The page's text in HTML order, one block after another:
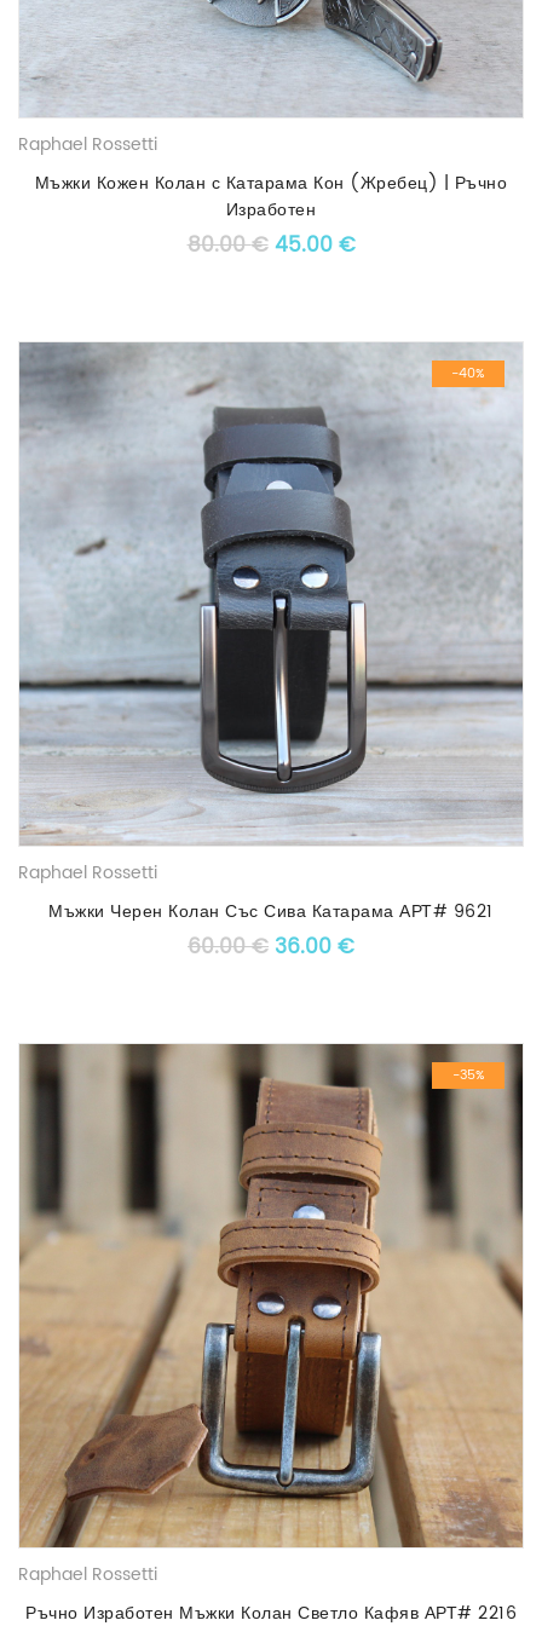
Raphael Rossetti
Мъжки Кожен Колан с Катарама Кон (Жребец) | Ръчно
Изработен
80.00€Original price was: 80.00
45.00€Текущата цена е:
-40%
Raphael Rossetti
Мъжки Черен Колан Със Сива Катарама АРТ# 9621
60.00€ Original price was: 60.00
36.00€Текущата цена е:
-35%
Raphael Rossetti
Ръчно Изработен Мъжки Колан Светло Кафяв АРТ# 2216